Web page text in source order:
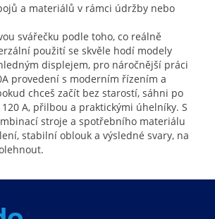
a materiálů v rámci údržby nebo
svářečku podle toho, co reálně
použití se skvěle hodí modely
displejem, pro náročnější práci
provedení s moderním řízením a
chceš začít bez starostí, sáhni po
A, přilbou a praktickými úhelníky. S
stroje a spotřebního materiálu
stabilní oblouk a výsledné svary, na